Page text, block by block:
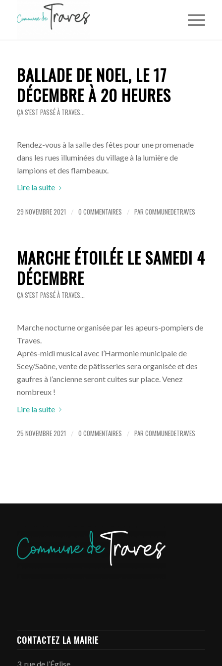
BALLADE DE NOEL, LE 17
DÉCEMBRE À 20 HEURES
ÇA S'EST PASSÉ À TRAVES...
Rendez-vous à la salle des fêtes pour une promenade
dans les rues illuminées du village à la lumière de
lampions et des flambeaux.
Lire la suite
29 NOVEMBRE 2021 / 0 COMMENTAIRES / PAR COMMUNEDETRAVES
MARCHE ÉTOILÉE LE SAMEDI 4
DÉCEMBRE
ÇA S'EST PASSÉ À TRAVES...
Marche nocturne organisée par les apeurs-pompiers de
Traves.
Après-midi musical avec l’Harmonie municipale de
Scey/Saône, vente de pâtisseries sera organisée et des
gaufres à l’ancienne seront cuites sur place. Venez
nombreux !
Lire la suite
25 NOVEMBRE 2021 / 0 COMMENTAIRES / PAR COMMUNEDETRAVES
CONTACTEZ LA MAIRIE
3, rue de l’Église